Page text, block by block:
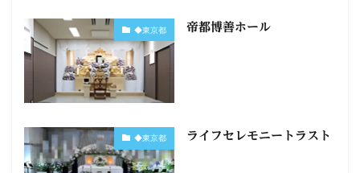
◆東京都 帝都博善ホール
◆東京都 ライフセレモニートラスト